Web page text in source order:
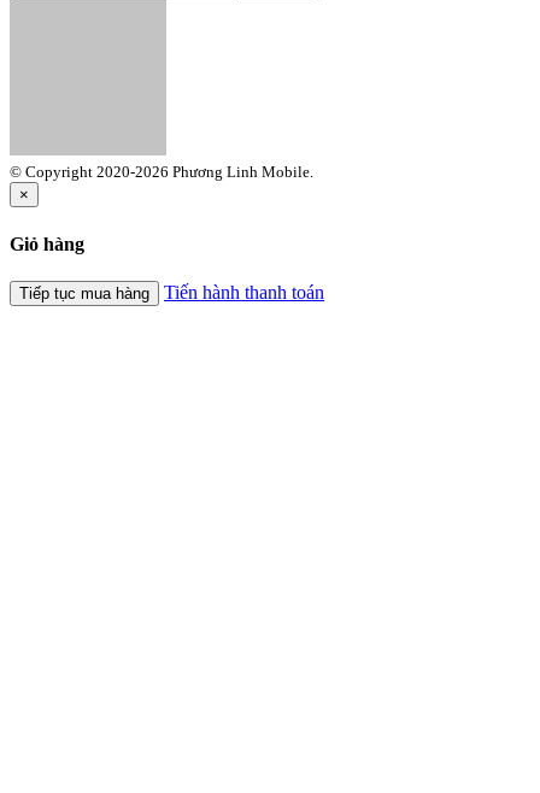
© Copyright 2020-2026 Phương Linh Mobile.
×
Giỏ hàng
Tiếp tục mua hàng Tiến hành thanh toán